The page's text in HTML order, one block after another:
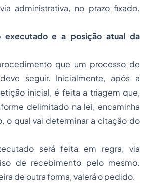
administrativa, no prazo fixado.
executado e a posição atual da
que um processo de
seguir. Inicialmente, após a
inicial, é feita a triagem que,
delimitado na lei, encaminha
o qual vai determinar a citação do
será feita em regra, via
de recebimento pelo mesmo.
de outra forma, valerá o pedido.